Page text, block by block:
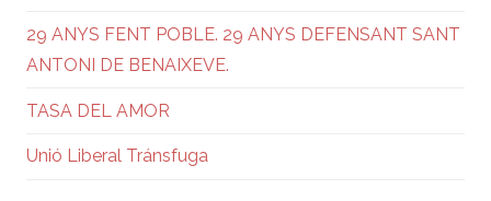
29 ANYS FENT POBLE. 29 ANYS DEFENSANT SANT
ANTONI DE BENAIXEVE.
TASA DEL AMOR
Unió Liberal Tránsfuga